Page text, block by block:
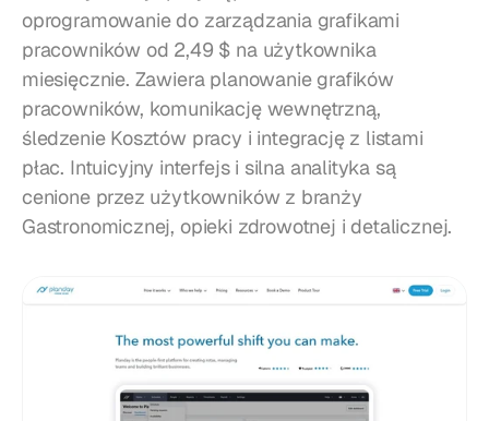
oprogramowanie do zarządzania grafikami
pracowników od 2,49 $ na użytkownika
miesięcznie. Zawiera planowanie grafików
pracowników, komunikację wewnętrzną,
śledzenie Kosztów pracy i integrację z listami
płac. Intuicyjny interfejs i silna analityka są
cenione przez użytkowników z branży
Gastronomicznej, opieki zdrowotnej i detalicznej.